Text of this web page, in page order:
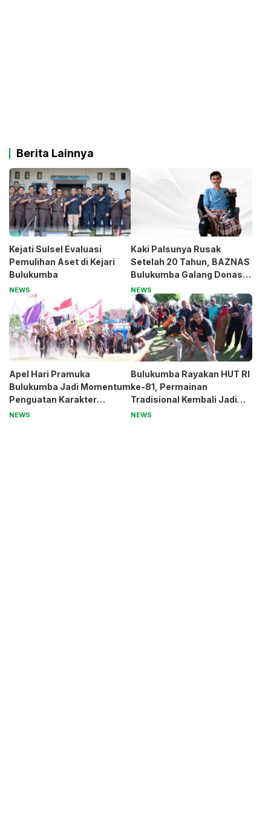
Berita Lainnya
Kejati Sulsel Evaluasi
Pemulihan Aset di Kejari
Bulukumba
NEWS
Kaki Palsunya Rusak
Setelah 20 Tahun, BAZNAS
Bulukumba Galang Donasi
untuk Pak Pardi
NEWS
Apel Hari Pramuka
Bulukumba Jadi Momentum
Penguatan Karakter
Generasi Muda
NEWS
Bulukumba Rayakan HUT RI
ke-81, Permainan
Tradisional Kembali Jadi
Magnet
NEWS